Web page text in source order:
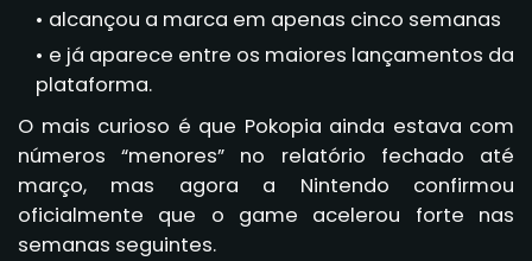
alcançou a marca em apenas cinco semanas
e já aparece entre os maiores lançamentos da
plataforma.
O mais curioso é que Pokopia ainda estava com
números “menores” no relatório fechado até
março, mas agora a Nintendo confirmou
oficialmente que o game acelerou forte nas
semanas seguintes.